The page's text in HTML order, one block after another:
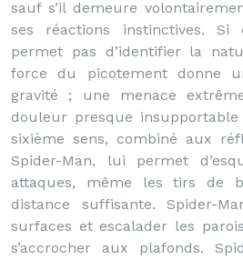
sauf s’il demeure
ses réactions instinctives.
permet pas d’identifier la
force du picotement donne
gravité ; une menace
douleur presque
sixième sens, combiné aux
Spider-Man, lui permet
attaques, même les tirs de
distance suffisante. Spider-
surfaces et escalader les
s’accrocher aux plafonds.